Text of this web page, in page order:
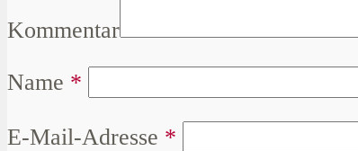
Kommentar
Name *
E-Mail-Adresse *